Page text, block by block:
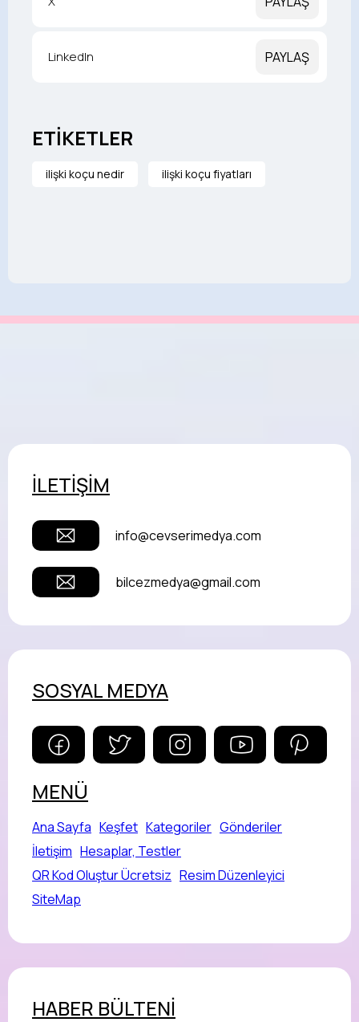
LinkedIn PAYLAŞ
ETİKETLER
ilişki koçu nedir ilişki koçu fiyatları
İLETİŞİM
info@cevserimedya.com
bilcezmedya@gmail.com
SOSYAL MEDYA
MENÜ
Ana Sayfa Keşfet Kategoriler Gönderiler
İletişim Hesaplar, Testler
QR Kod Oluştur Ücretsiz Resim Düzenleyici
SiteMap
HABER BÜLTENİ